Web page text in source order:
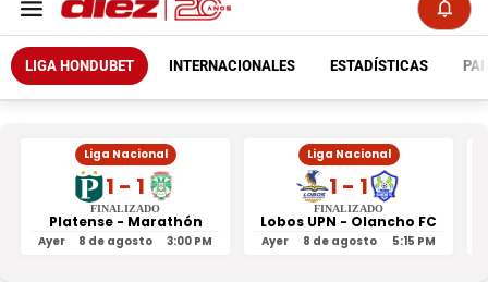
LIGA HONDUBET INTERNACIONALES ESTADÍSTICAS
Liga Nacional
1 - 1
FINALIZADO
Platense - Marathón
Ayer 8 de agosto 3:00 PM
Liga Nacional
1 - 1
FINALIZADO
Lobos UPN - Olancho FC
Ayer 8 de agosto 5:15 PM